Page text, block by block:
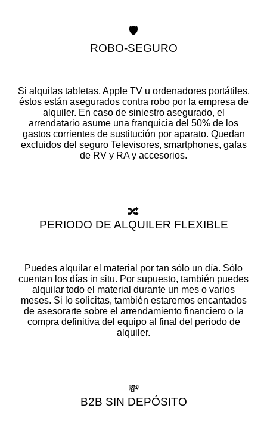
🛡️
ROBO-SEGURO
Si alquilas tabletas, Apple TV u ordenadores portátiles,
éstos están asegurados contra robo por la empresa de
alquiler. En caso de siniestro asegurado, el
arrendatario asume una franquicia del 50% de los
gastos corrientes de sustitución por aparato. Quedan
excluidos del seguro Televisores, smartphones, gafas
de RV y RA y accesorios.
🔀
PERIODO DE ALQUILER FLEXIBLE
Puedes alquilar el material por tan sólo un día. Sólo
cuentan los días in situ. Por supuesto, también puedes
alquilar todo el material durante un mes o varios
meses. Si lo solicitas, también estaremos encantados
de asesorarte sobre el arrendamiento financiero o la
compra definitiva del equipo al final del periodo de
alquiler.
💸
B2B SIN DEPÓSITO